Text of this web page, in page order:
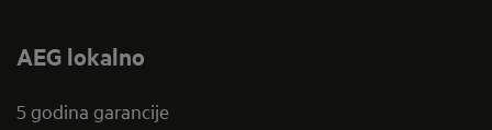
AEG lokalno
5 godina garancije